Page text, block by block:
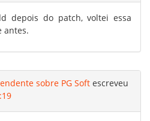
depois do patch, voltei essa
antes.
sobre PG Soft escreveu